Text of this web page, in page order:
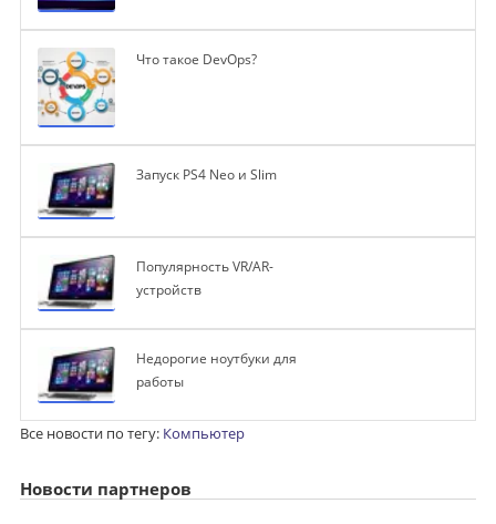
Что такое DevOps?
Запуск PS4 Neo и Slim
Популярность VR/AR-
устройств
Недорогие ноутбуки для
работы
Все новости по тегу: Компьютер
Новости партнеров